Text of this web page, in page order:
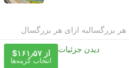
هر بزرگسالبه ازای هر بزرگسال
دیدن جزئیات از ‎$۱۶۱٫۵۷
انتخاب گزینه‌ها